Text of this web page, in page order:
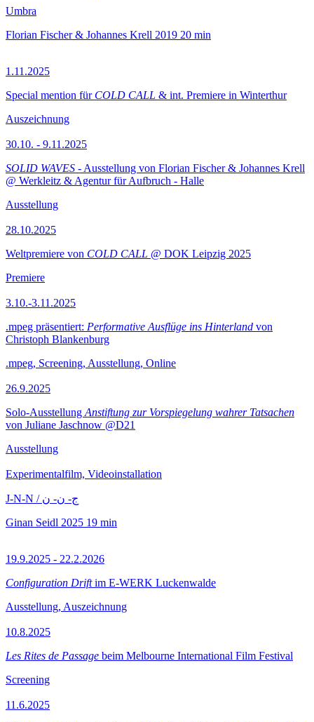
Umbra
Florian Fischer & Johannes Krell 2019 20 min
1.11.2025
Special mention für COLD CALL & int. Premiere in Winterthur
Auszeichnung
30.10. - 9.11.2025
SOLID WAVES - Ausstellung von Florian Fischer & Johannes Krell
@ Werkleitz & Agentur für Aufbruch - Halle
Ausstellung
28.10.2025
Weltpremiere von COLD CALL @ DOK Leipzig 2025
Premiere
3.10.-3.11.2025
.mpeg präsentiert: Performative Ausflüge ins Hinterland von
Christoph Blankenburg
.mpeg, Screening, Ausstellung, Online
26.9.2025
Solo-Ausstellung Anstiftung zur Vorspiegelung wahrer Tatsachen
von Juliane Jaschnow @D21
Ausstellung
Experimentalfilm, Videoinstallation
J-N-N / ج- ن- ن
Ginan Seidl 2025 19 min
19.9.2025 - 22.2.2026
Configuration Driftim E-WERK Luckenwalde
Ausstellung, Auszeichnung
10.8.2025
Les Rites de Passage beim Melbourne International Film Festival
Screening
11.6.2025